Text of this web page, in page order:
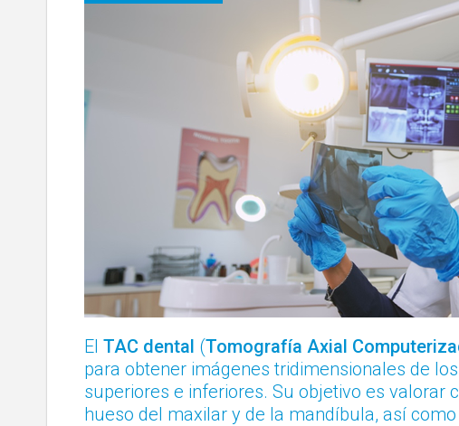
El TAC dental (Tomografía Axial
para obtener imágenes tridimensionales de los
superiores e inferiores. Su objetivo es valorar
hueso del maxilar y de la mandíbula, así